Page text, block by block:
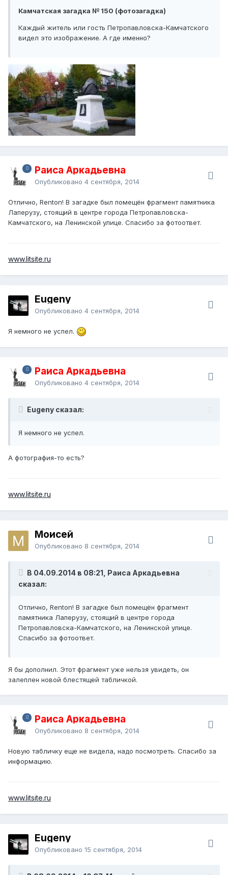
Камчатская загадка № 150 (фотозагадка)
Каждый житель или гость Петропавловска-Камчатского
видел это изображение. А где именно?
Раиса Аркадьевна
Опубликовано 4 сентября, 2014
Отлично, Renton! В загадке был помещён фрагмент памятника
Лаперузу, стоящий в центре города Петропавловска-
Камчатского, на Ленинской улице. Спасибо за фотоответ.
www.litsite.ru
Eugeny
Опубликовано 4 сентября, 2014
Я немного не успел.
Раиса Аркадьевна
Опубликовано 4 сентября, 2014
Eugeny сказал:
Я немного не успел.
А фотография-то есть?
www.litsite.ru
Моисей
Опубликовано 8 сентября, 2014
В 04.09.2014 в 08:21, Раиса Аркадьевна
сказал:
Отлично, Renton! В загадке был помещён фрагмент
памятника Лаперузу, стоящий в центре города
Петропавловска-Камчатского, на Ленинской улице.
Спасибо за фотоответ.
Я бы дополнил. Этот фрагмент уже нельзя увидеть, он
залеплен новой блестящей табличкой.
Раиса Аркадьевна
Опубликовано 8 сентября, 2014
Новую табличку еще не видела, надо посмотреть. Спасибо за
информацию.
www.litsite.ru
Eugeny
Опубликовано 15 сентября, 2014